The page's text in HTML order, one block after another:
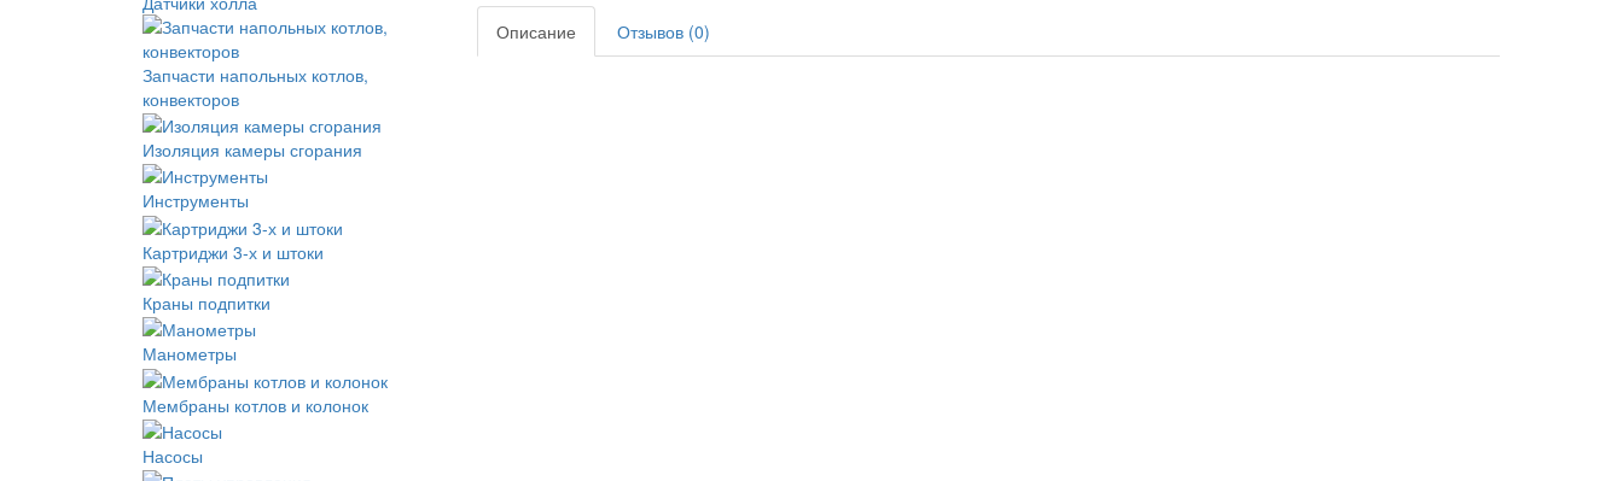
Запчасти напольных котлов,
конвекторов
Изоляция камеры сгорания
Инструменты
Картриджи 3-х и штоки
Краны подпитки
Манометры
Мембраны котлов и колонок
Насосы
Описание Отзывов (0)